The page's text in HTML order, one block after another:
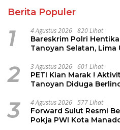
Berita Populer
1 4 Agustus 2026 820 Lihat
Bareskrim Polri
Tanoyan Selatan,
2 3 Agustus 2026 601 Lihat
PETI Kian Marak !
Tanoyan Diduga
3 4 Agustus 2026 577 Lihat
Forward Sulut Resmi
Pokja PWI Kota